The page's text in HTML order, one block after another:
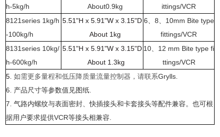
h-5kg/h
About0.9kg
ittings/VCR
8121series 1kg/h
-100kg/h
5.51"H x 5.91"W x 3.15"D
About 1kg
6、8、10mm Bite type
fittings/VCR
8131series 10kg/
h-600kg/h
5.51"H x 5.91"W x 3.15"D
About 1.3kg
10、12 mm Bite type fi
ttings/VCR
5.如需更多量程和低压降质量流量控制器，请联系Grylls.
6. 产品尺寸等参数值见图纸.
7. 气路内螺纹与表面密封、快插接头和卡套接头等配件兼容。也可根
据用户要求提供VCR等接头相兼容.